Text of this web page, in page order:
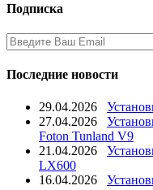
Подписка
Последние новости
29.04.2026
27.04.2026
Foton Tunland V9
21.04.2026
LX600
16.04.2026